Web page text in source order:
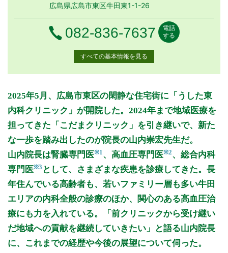
広島県広島市東区牛田東1-1-26
電話番号
082-836-7637
電話
する
すべての基本情報を見る
診療時間 月月曜日
火火曜日
水水曜日
木 木曜日
金 金曜日
土土曜日
日 日曜日
祝祝日
9:00〜12:30
● ● ●
●
9:00〜14:00
●
14:30〜18:00
● ● ● ●
休診日: 水、日、祝
※診療時間や臨時休診・診療内容等について、事前に必ず医療
機関ホームページ、またはお電話にてご確認ください。
>>病院なびで医療機関の詳細を見る
公式HPはこちら
2025年5月、広島市東区の閑静な住宅街に「うした東
内科クリニック」が開院した。2024年まで地域医療を
担ってきた「こだまクリニック」を引き継いで、新た
な一歩を踏み出したのが院長の山内崇宏先生だ。
山内院長は腎臓専門医※1、高血圧専門医※2、総合内科
専門医※3 として、さまざまな疾患を診療してきた。長
年住んでいる高齢者も、若いファミリー層も多い牛田
エリアの内科全般の診療のほか、関心のある高血圧治
療にも力を入れている。「前クリニックから受け継い
だ地域への貢献を継続していきたい」と語る山内院長
に、これまでの経歴や今後の展望について伺った。